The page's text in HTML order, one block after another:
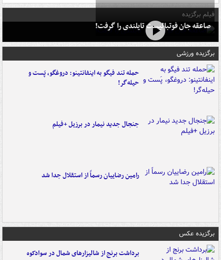
فیلم برگزیده
صاعقه جان فوتبالیست تایلندی را گرفت!
برگزیده ورزشی
حمله تند فیگو به اینفانتینو: دروغگو، پَست‌ و
حیله‌گر!
جنجال جدید نیمار در برزیل +فیلم
رامین رضاییان رسماً از استقلال جدا شد
برگزیده عکس
برداشت برنج از شالیزارهای شمال در سوادکوه